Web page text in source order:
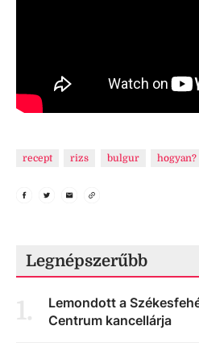
recept rizs bulgur hogyan?
Legnépszerűbb
1.
Lemondott a
Centrum kancellárja